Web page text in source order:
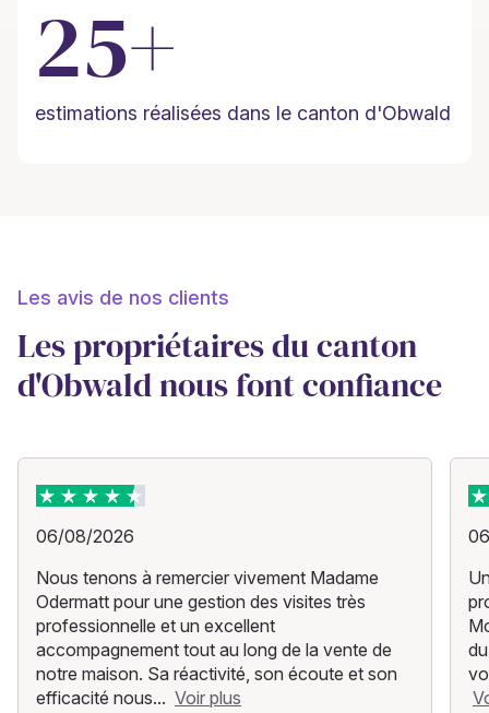
25+
estimations réalisées dans le canton d'Obwald
Les avis de nos clients
Les propriétaires du canton
d'Obwald nous font confiance
06/08/2026
Nous tenons à remercier vivement Madame
Odermatt pour une gestion des visites très
professionnelle et un excellent
accompagnement tout au long de la vente de
notre maison. Sa réactivité, son écoute et son
efficacité nous... Voir plus